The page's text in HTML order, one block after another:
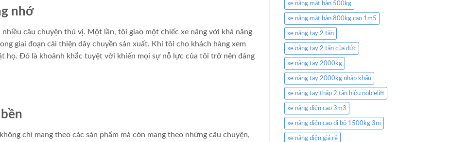
nhớ
câu chuyện thú vị. Một lần, tôi giao một chiếc xe nâng với khả năng
giai đoạn cải thiện dây chuyền sản xuất. Khi tôi cho khách hàng xem
họ. Đó là khoảnh khắc tuyệt vời khiến mọi sự nỗ lực của tôi trở nên đáng
chỉ mang theo các sản phẩm mà còn mang theo những câu chuyện,
xe nâng mặt bàn 500kg
xe nâng mặt bàn 800kg cao 1m5
xe nâng tay 2 tấn
xe nâng tay 2 tấn của đức
xe nâng tay 2000kg
xe nâng tay 2000kg nhập khẩu
xe nâng tay thấp 2 tấn hiệu noblelift
xe nâng điện cao 3m3
xe nâng điện cao đi bộ 1500kg 3m
xe nâng điện giá rẻ